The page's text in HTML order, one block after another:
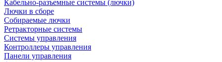
Кабельно-разъемные системы (лючки)
Лючки в сборе
Собираемые лючки
Ретракторные системы
Системы управления
Контроллеры управления
Панели управления